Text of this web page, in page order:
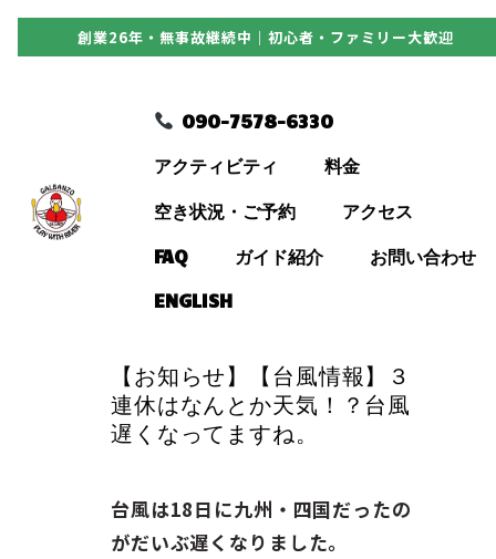
創業26年・無事故継続中｜初心者・ファミリー大歓迎
090-7578-6330
アクティビティ 料金
空き状況・ご予約 アクセス
FAQ ガイド紹介 お問い合わせ
ENGLISH
アクティビティ
料金
ガイド紹介
【お知らせ】【台風情報】３
連休はなんとか天気！？台風
遅くなってますね。
台風は18日に九州・四国だったの
がだいぶ遅くなりました。